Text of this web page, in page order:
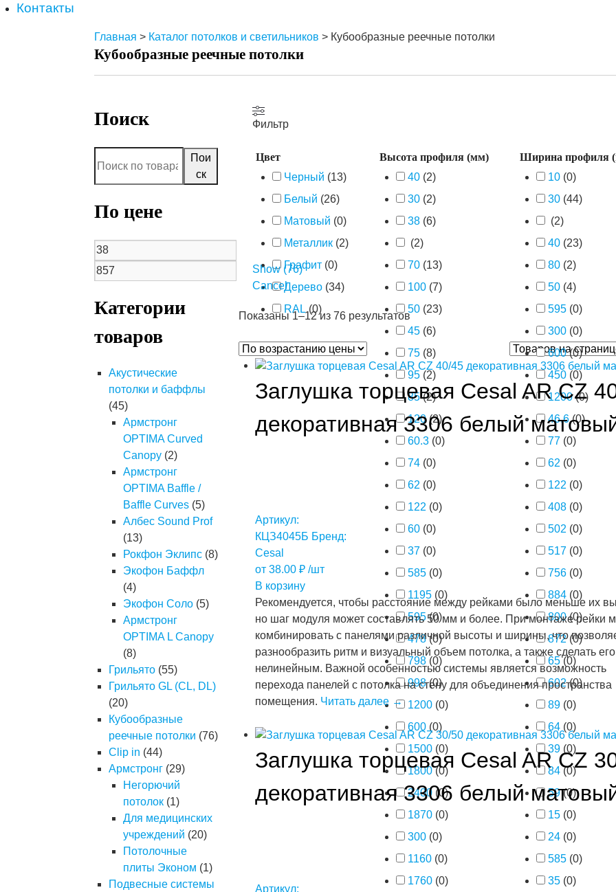
Контакты
Главная > Каталог потолков и светильников > Кубообразные реечные потолки
Кубообразные реечные потолки
Поиск
Пои
ск
По цене
Категории
товаров
Акустические
потолки и баффлы
(45)
Армстронг
OPTIMA Curved
Canopy (2)
Армстронг
OPTIMA Baffle /
Baffle Curves (5)
Албес Sound Prof
(13)
Рокфон Эклипс (8)
Экофон Баффл
(4)
Экофон Соло (5)
Армстронг
OPTIMA L Canopy
(8)
Грильято (55)
Грильято GL (CL, DL)
(20)
Кубообразные
реечные потолки (76)
Clip in (44)
Армстронг (29)
Негорючий
потолок (1)
Для медицинских
учреждений (20)
Потолочные
плиты Эконом (1)
Подвесные системы
Фильтр
Цвет
Черный (13)
Белый (26)
Матовый (0)
Металлик (2)
Графит (0)
Дерево (34)
RAL (0)
Высота профиля (мм)
40 (2)
30 (2)
38 (6)
(2)
70 (13)
100 (7)
50 (23)
45 (6)
75 (8)
95 (2)
85 (2)
120 (2)
60.3 (0)
74 (0)
62 (0)
122 (0)
60 (0)
37 (0)
585 (0)
1195 (0)
595 (0)
478 (0)
798 (0)
998 (0)
1200 (0)
600 (0)
1500 (0)
1800 (0)
2400 (0)
1870 (0)
300 (0)
1160 (0)
1760 (0)
Ширина профиля
10 (0)
30 (44)
(2)
40 (23)
80 (2)
50 (4)
595 (0)
300 (0)
600 (0)
450 (0)
1200 (0)
46.6 (0)
77 (0)
62 (0)
122 (0)
408 (0)
502 (0)
517 (0)
756 (0)
884 (0)
800 (0)
872 (0)
65 (0)
602 (0)
89 (0)
64 (0)
39 (0)
84 (0)
59 (0)
15 (0)
24 (0)
585 (0)
35 (0)
Show (76)
Cancel
Показаны 1–12 из 76 результатов
Заглушка торцевая Cesal AR CZ
декоративная 3306 белый
Артикул:
КЦЗ4045Б Бренд:
Cesal
от 38.00 ₽ /шт
В корзину
Рекомендуется, чтобы расстояние между рейками было меньше их
но шаг модуля может составлять 50 мм и более. При монтаже рейки
комбинировать с панелями различной высоты и ширины, что
разнообразить ритм и визуальный объем потолка, а также сделать его
нелинейным. Важной особенностью системы является возможность
перехода панелей с потолка на стену для объединения пространства
помещения. Читать далее →
Заглушка торцевая Cesal AR CZ
декоративная 3306 белый
Артикул: